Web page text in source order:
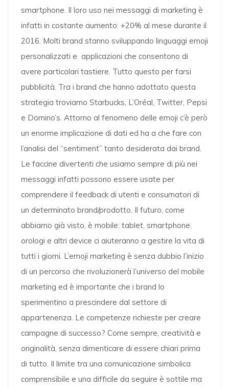
smartphone. Il loro uso nei messaggi di marketing è
infatti in costante aumento: +20% al mese durante il
2016. Molti brand stanno sviluppando linguaggi emoji
personalizzati e applicazioni che consentono di
avere particolari tastiere. Tutto questo per farsi
pubblicità. Tra i brand che hanno adottato questa
strategia troviamo Starbucks, L’Oréal, Twitter, Pepsi
e Domino’s. Attorno al fenomeno delle emoji c’è però
un enorme implicazione di dati ed ha a che fare con
l’analisi del “sentiment” tanto desiderata dai brand.
Le faccine divertenti che usiamo sempre di più nei
messaggi infatti possono essere usate per
comprendere il feedback di utenti e consumatori di
un determinato brand/prodotto. Il futuro, come
abbiamo già visto, è mobile: tablet, smartphone,
orologi e altri device ci aiuteranno a gestire la vita di
tutti i giorni. L’emoji marketing è senza dubbio l’inizio
di un percorso che rivoluzionerà l’universo del mobile
marketing ed è importante che i brand lo
sperimentino a prescindere dal settore di
appartenenza. Le competenze richieste per creare
campagne di successo? Come sempre, creatività e
originalità, senza dimenticare di essere chiari prima
di tutto. Il limite tra una comunicazione simbolica
comprensibile e una difficile da seguire è sottile ma